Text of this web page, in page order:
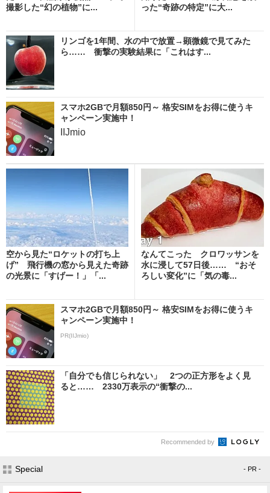
撮影した“幻の植物”に...
った“奇跡の特定”に大...
リンゴを1年間、水の中で放置→顕微鏡で見てみた
ら…… 衝撃の実験結果に「これはす...
スマホ2GBで月額850円～ 格安SIMをお得に使うキ
ャンペーン実施中！
IIJmio
空から見た“ロケットの打ち上
げ” 飛行機の窓から見えた奇跡
の光景に「すげー！」「...
なんてこった クロワッサンを
水に浸して57日後…… “おそ
ろしい変化”に「気の毒...
スマホ2GBで月額850円～ 格安SIMをお得に使うキ
ャンペーン実施中！
PR(IIJmio)
「自分でも信じられない」 2つの正方形をよく見
ると…… 2330万表示の“衝撃の...
Recommended by
Special - PR -